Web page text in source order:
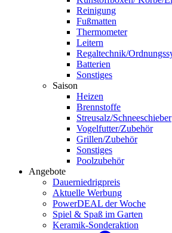
Reinigung
Fußmatten
Thermometer
Leitern
Regaltechnik/
Batterien
Sonstiges
Saison
Heizen
Brennstoffe
Streusalz/Schneeschieber
Vogelfutter/Zubehör
Grillen/Zubehör
Sonstiges
Poolzubehör
Angebote
Dauerniedrigpreis
Aktuelle Werbung
PowerDEAL der Woche
Spiel & Spaß im Garten
Keramik-Sonderaktion